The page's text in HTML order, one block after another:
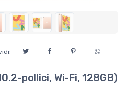
pollici, Wi-Fi, 128GB)